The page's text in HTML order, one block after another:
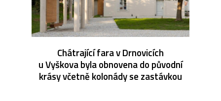
Chátrající fara v Drnovicích
u Vyškova byla obnovena do původní
krásy včetně kolonády se zastávkou